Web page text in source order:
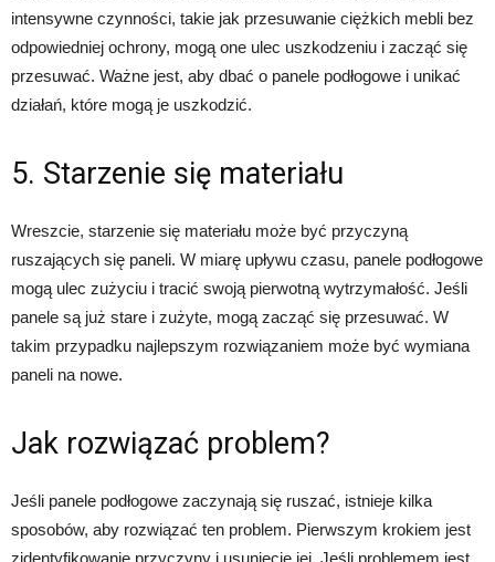
intensywne czynności, takie jak przesuwanie ciężkich mebli bez
odpowiedniej ochrony, mogą one ulec uszkodzeniu i zacząć się
przesuwać. Ważne jest, aby dbać o panele podłogowe i unikać
działań, które mogą je uszkodzić.
5. Starzenie się materiału
Wreszcie, starzenie się materiału może być przyczyną
ruszających się paneli. W miarę upływu czasu, panele podłogowe
mogą ulec zużyciu i tracić swoją pierwotną wytrzymałość. Jeśli
panele są już stare i zużyte, mogą zacząć się przesuwać. W
takim przypadku najlepszym rozwiązaniem może być wymiana
paneli na nowe.
Jak rozwiązać problem?
Jeśli panele podłogowe zaczynają się ruszać, istnieje kilka
sposobów, aby rozwiązać ten problem. Pierwszym krokiem jest
zidentyfikowanie przyczyny i usunięcie jej. Jeśli problemem jest